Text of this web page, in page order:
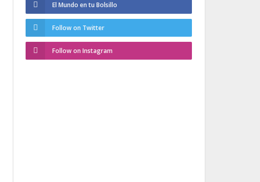
El Mundo en tu Bolsillo
Follow on Twitter
Follow on Instagram